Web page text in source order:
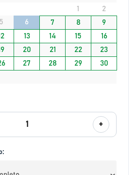
1
2
5 6 7 8
9
13 14 15
16
20 21 22
23
27 28 29
30
1 +